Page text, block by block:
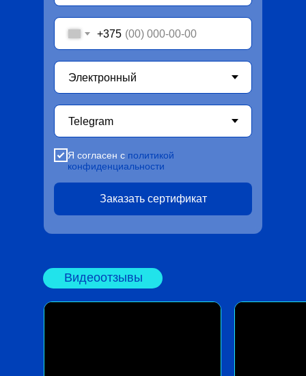
+375
Я согласен с политикой
конфиденциальности
Заказать сертификат
Видеоотзывы